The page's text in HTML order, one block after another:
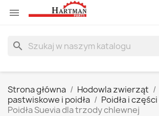

search
Strona główna Hodowla zwierząt
pastwiskowe i poidła
Poidła i
Poidła Suevia dla trzody chlewnej